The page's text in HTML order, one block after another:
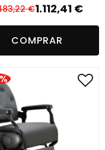
€El
precio
original
era:
1.483,22 €.
1.112,41 €
El
precio
actual
es:
1.112,41 €.
COMPRAR